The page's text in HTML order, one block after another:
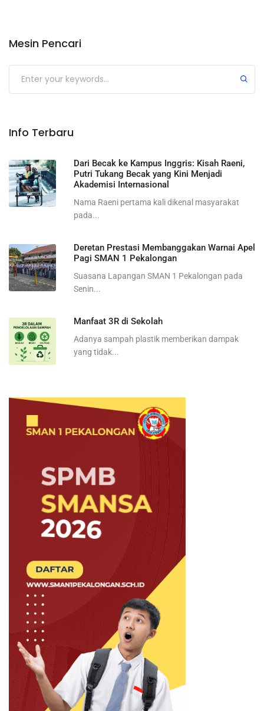
Mesin Pencari
Submit
Info Terbaru
Dari Becak ke Kampus Inggris: Kisah Raeni,
Putri Tukang Becak yang Kini Menjadi
Akademisi Internasional
Nama Raeni pertama kali dikenal masyarakat
pada...
Deretan Prestasi Membanggakan Warnai Apel
Pagi SMAN 1 Pekalongan
Suasana Lapangan SMAN 1 Pekalongan pada
Senin...
Manfaat 3R di Sekolah
Adanya sampah plastik memberikan dampak
yang tidak...